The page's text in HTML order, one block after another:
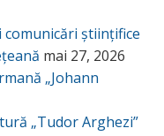
științifice
mai 27, 2026
„Johann
„Tudor Arghezi”